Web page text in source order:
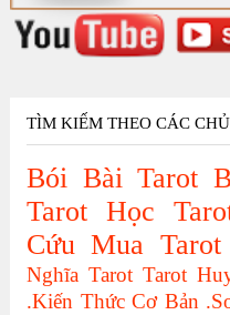
TÌM KIẾM THEO CÁC
Bói Bài Tarot
Tarot Học
Cứu Mua Tarot
Nghĩa Tarot Tarot
.Kiến Thức Cơ Bản